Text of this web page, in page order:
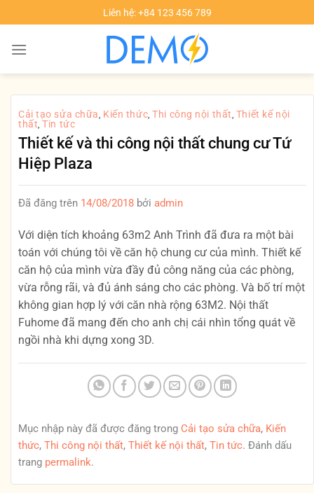
đến
nội
Liên hệ: +84 123 456 789
Cải tạo sửa chữa, Kiến thức, Thi công nội thất, Thiết kế nội
thất, Tin tức
Thiết kế và thi công nội thất chung cư Tứ
Hiệp Plaza
Đã đăng trên 14/08/2018 bởi admin
Với diện tích khoảng 63m2 Anh Trình đã đưa ra một bài
toán với chúng tôi về căn hộ chung cư của mình. Thiết kế
căn hộ của mình vừa đầy đủ công năng của các phòng,
vừa rỗng rãi, và đủ ánh sáng cho các phòng. Và bố trí một
không gian hợp lý với căn nhà rộng 63M2. Nội thất
Fuhome đã mang đến cho anh chị cái nhìn tổng quát về
ngồi nhà khi dựng xong 3D.
Mục nhập này đã được đăng trong Cải tạo sửa chữa, Kiến
thức, Thi công nội thất, Thiết kế nội thất, Tin tức. Đánh dấu
trang permalink.